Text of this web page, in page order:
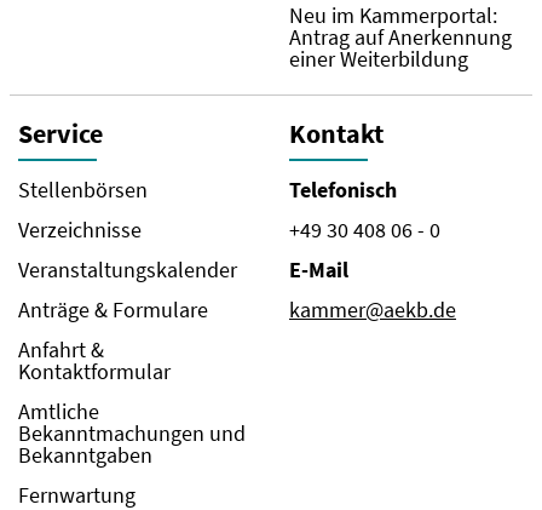
Neu im Kammerportal:
Antrag auf Anerkennung
einer Weiterbildung
Service
Stellenbörsen
Verzeichnisse
Veranstaltungskalender
Anträge & Formulare
Anfahrt &
Kontaktformular
Amtliche
Bekanntmachungen und
Bekanntgaben
Fernwartung
Kontakt
Telefonisch
+49 30 408 06 - 0
E-Mail
kammer@aekb.de